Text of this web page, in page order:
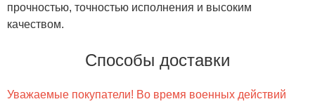
прочностью, точностью исполнения и высоким
качеством.
Способы доставки
Уважаемые покупатели! Во время военных действий